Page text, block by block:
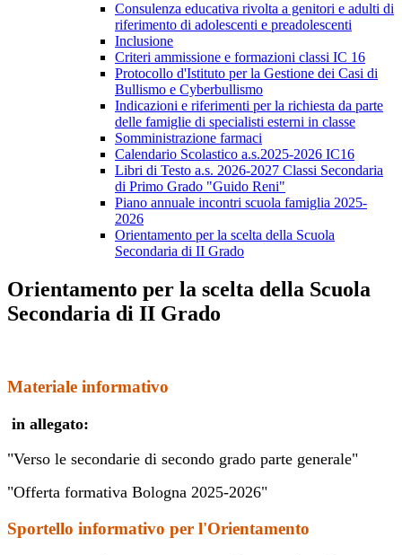
Consulenza educativa rivolta a genitori e adulti di
riferimento di adolescenti e preadolescenti
Inclusione
Criteri ammissione e formazioni classi IC 16
Protocollo d'Istituto per la Gestione dei Casi di
Bullismo e Cyberbullismo
Indicazioni e riferimenti per la richiesta da parte
delle famiglie di specialisti esterni in classe
Somministrazione farmaci
Calendario Scolastico a.s.2025-2026 IC16
Libri di Testo a.s. 2026-2027 Classi Secondaria
di Primo Grado "Guido Reni"
Piano annuale incontri scuola famiglia 2025-
2026
Orientamento per la scelta della Scuola
Secondaria di II Grado
Orientamento per la scelta della Scuola
Secondaria di II Grado
Materiale informativo
in allegato:
"Verso le secondarie di secondo grado parte generale"
"Offerta formativa Bologna 2025-2026"
Sportello informativo per l'Orientamento